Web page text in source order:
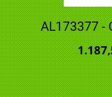
AL173377 -